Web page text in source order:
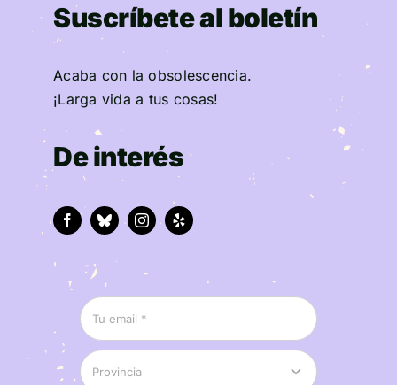
Suscríbete al boletín
Acaba con la obsolescencia.
¡Larga vida a tus cosas!
De interés